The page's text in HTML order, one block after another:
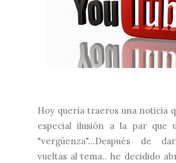
Hoy quería traeros una noticia
especial ilusión a la par que
"vergüenza"...Después de
vueltas al tema.. he decidido